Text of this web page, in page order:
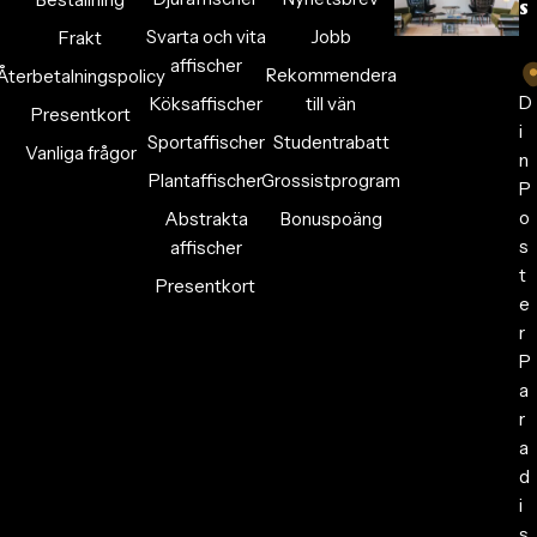
Frakt
Presentkort
Vanliga frågor
Svarta och vita
affischer
Köksaffischer
Sportaffischer
Plantaffischer
Abstrakta
affischer
Presentkort
Jobb
Rekommendera
till vän
Studentrabatt
Grossistprogram
Bonuspoäng
s
D
i
n
P
o
s
t
e
r
P
a
r
a
d
i